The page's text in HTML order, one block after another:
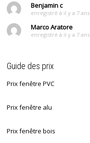
Benjamin c
enregistré à il y a 7 ans
Marco Aratore
enregistré à il y a 7 ans
Guide des prix
Prix fenêtre PVC
Prix fenêtre alu
Prix fenêtre bois